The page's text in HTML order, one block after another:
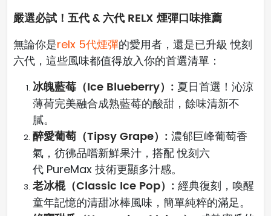
嚴選必試！五代 & 六代 RELX 煙彈口味推薦
無論你是relx 5代煙彈的愛用者，還是已升級 悅刻
六代，這些風味都值得放入你的首選清單：
冰魄藍莓（Ice Blueberry）: 夏日首選！沁涼
薄荷完美融合成熟藍莓的酸甜，餘味清新不
膩。
醉愛葡萄（Tipsy Grape）: 濃郁巨峰葡萄香
氣，彷彿品嚐新鮮果汁，搭配 悅刻六
代 PureMax 技術更顯多汁感。
老冰棍（Classic Ice Pop）: 經典復刻，喚醒
童年記憶的清甜冰棒風味，簡單純粹的滿足。